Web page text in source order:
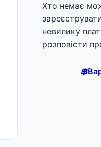
Хто немає
невилику
розповісти
💲